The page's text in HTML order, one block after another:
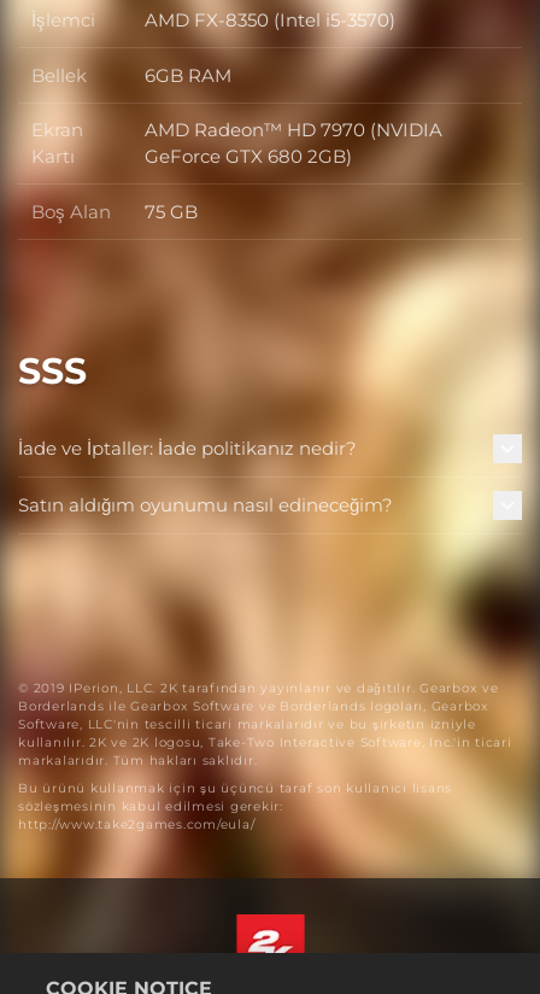
İşlemci İşlemci
AMD FX-8350 (Intel i5-3570)
Bellek Bellek
6GB RAM
Ekran
Kartı
Ekran Kartı
AMD Radeon™ HD 7970 (NVIDIA
GeForce GTX 680 2GB)
Boş Alan Boş Alan
75 GB
SSS
İade ve İptaller: İade politikanız nedir?
Satın aldığım oyunumu nasıl edineceğim?
© 2019 IPerion, LLC. 2K tarafından yayınlanır ve dağıtılır. Gearbox ve
Borderlands ile Gearbox Software ve Borderlands logoları, Gearbox
Software, LLC'nin tescilli ticari markalarıdır ve bu şirketin izniyle
kullanılır. 2K ve 2K logosu, Take-Two Interactive Software, Inc.'in ticari
markalarıdır. Tüm hakları saklıdır.
Bu ürünü kullanmak için şu üçüncü taraf son kullanıcı lisans
sözleşmesinin kabul edilmesi gerekir:
http://www.take2games.com/eula/
COOKIE NOTICE